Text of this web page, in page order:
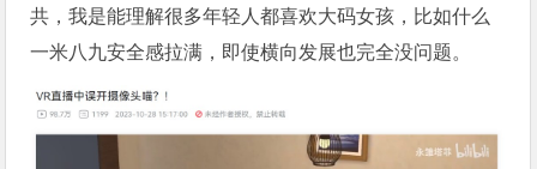
共，我是能理解很多年轻人都喜欢大码女孩，比如什么
一米八九安全感拉满，即使横向发展也完全没问题。